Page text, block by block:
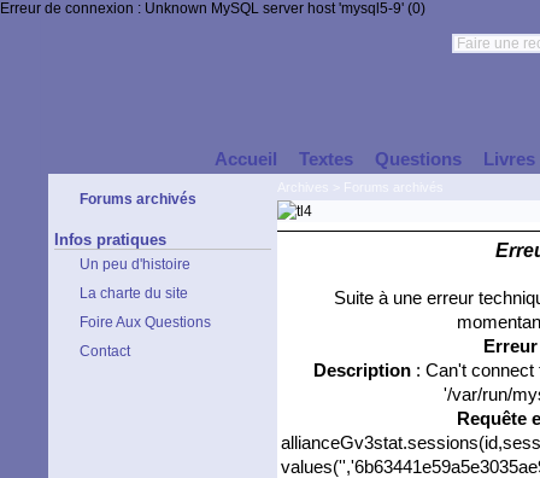
Erreur de connexion : Unknown MySQL server host 'mysql5-9' (0)
Accueil Textes Questions Livres
Forums archivés
Infos pratiques
Un peu d'histoire
La charte du site
Foire Aux Questions
Contact
Suite à une erreur
Description: Can't connect
'/var/run/
Requête